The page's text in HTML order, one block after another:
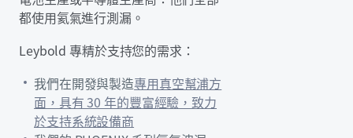
都使用氦氣進行測漏。
Leybold 專精於支持您的需求：
我們在開發與製造專用真空幫浦方
面，具有 30 年的豐富經驗，致力
於支持系統設備商